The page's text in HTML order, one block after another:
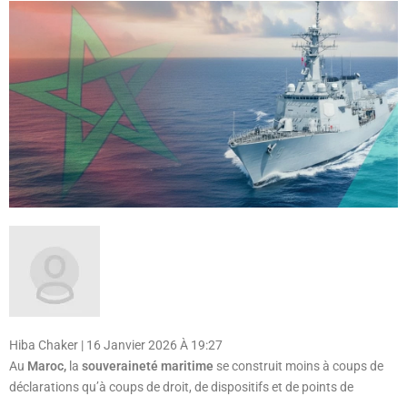
Hiba Chaker | 16 Janvier 2026 À 19:27
Au Maroc, la souveraineté maritime se construit moins à coups de
déclarations qu’à coups de droit, de dispositifs et de points de